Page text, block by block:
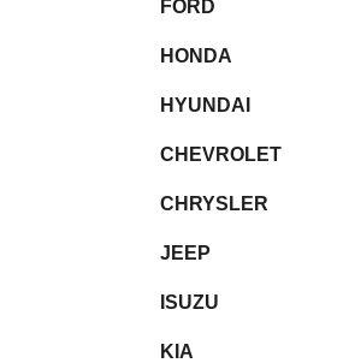
FORD
HONDA
HYUNDAI
CHEVROLET
CHRYSLER
JEEP
ISUZU
KIA